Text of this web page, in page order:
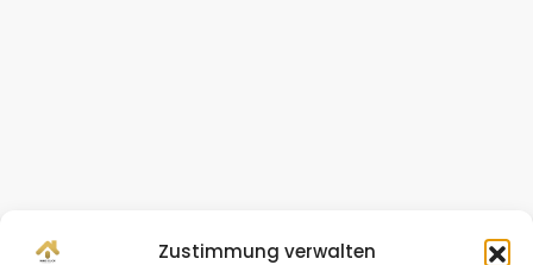
Zustimmung verwalten